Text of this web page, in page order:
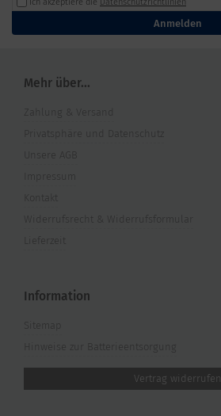
Anmelden
Mehr über...
Zahlung & Versand
Privatsphäre und Datenschutz
Unsere AGB
Impressum
Kontakt
Widerrufsrecht & Widerrufsformular
Lieferzeit
Information
Sitemap
Hinweise zur Batterieentsorgung
Vertrag widerrufen